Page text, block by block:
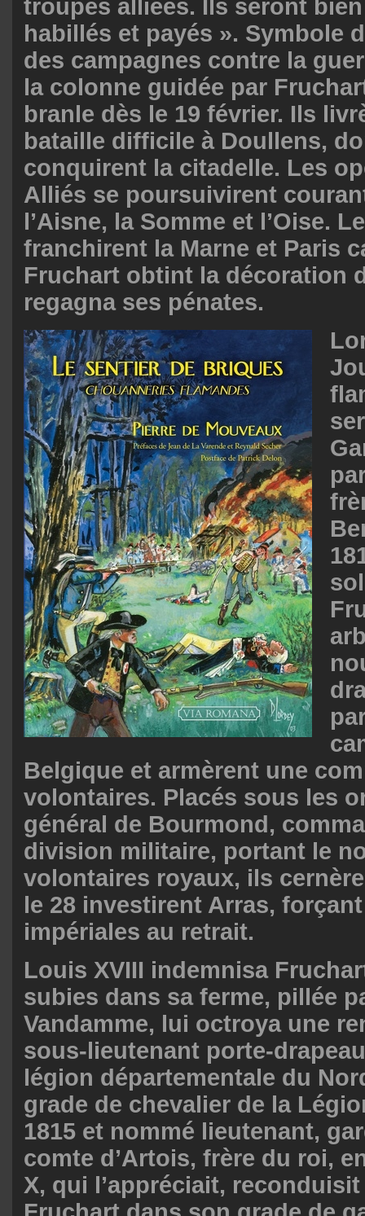
troupes alliées. Ils seront
habillés et payés ». Symbole
des campagnes contre la
la colonne guidée par
branle dès le 19 février. Ils
bataille difficile à Doullens,
conquirent la citadelle. Les
Alliés se poursuivirent
l’Aisne, la Somme et l’Oise.
franchirent la Marne et Paris
Fruchart obtint la décoration
regagna ses pénates.
Belgique et armèrent une
volontaires. Placés sous les
général de Bourmond,
division militaire, portant le
volontaires royaux, ils
le 28 investirent Arras,
impériales au retrait.
Louis XVIII indemnisa
subies dans sa ferme, pillée
Vandamme, lui octroya une
sous-lieutenant porte-
légion départementale du
grade de chevalier de la
1815 et nommé lieutenant,
comte d’Artois, frère du roi,
X, qui l’appréciait,